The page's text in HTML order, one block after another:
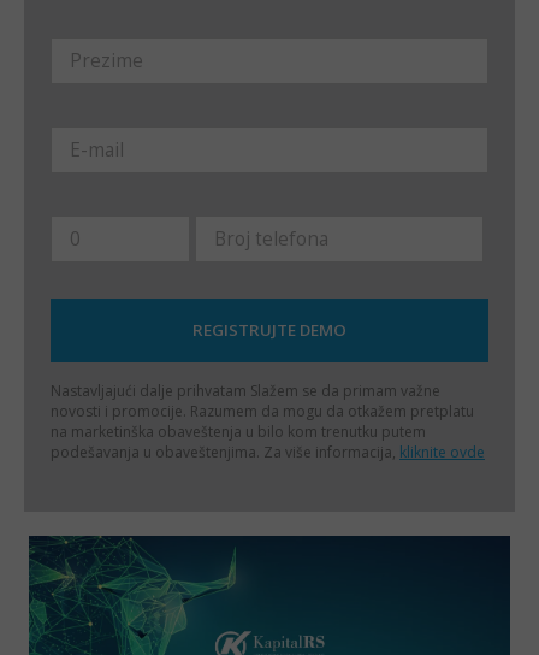
Nastavljajući dalje prihvatam Slažem se da primam važne
novosti i promocije. Razumem da mogu da otkažem pretplatu
na marketinška obaveštenja u bilo kom trenutku putem
podešavanja u obaveštenjima. Za više informacija, kliknite ovde